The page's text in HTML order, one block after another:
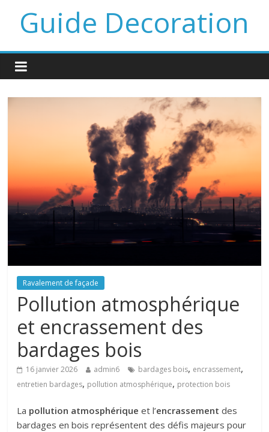
Guide Decoration
Ravalement de façade
Pollution atmosphérique
et encrassement des
bardages bois
16 janvier 2026 admin6 bardages bois, encrassement,
entretien bardages, pollution atmosphérique, protection bois
La pollution atmosphérique et l’encrassement des
bardages en bois représentent des défis majeurs pour